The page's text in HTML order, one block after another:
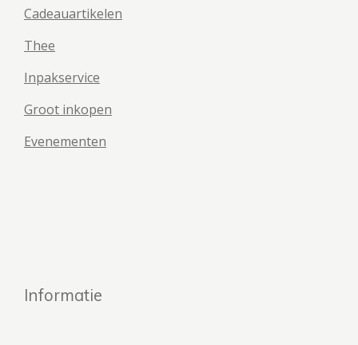
Cadeauartikelen
Thee
Inpakservice
Groot inkopen
Evenementen
Informatie